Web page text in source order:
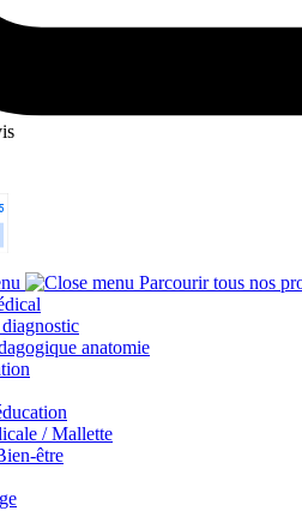
Parcourir tous nos
anatomie
/ Mallette
être